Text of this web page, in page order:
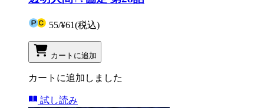
55/¥61(税込)
カートに追加
カートに追加しました
試し読み